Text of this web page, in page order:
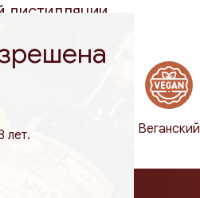
дистилляции.
для
и
Веганский
лет.